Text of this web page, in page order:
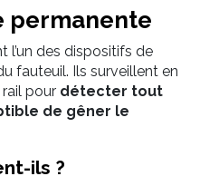
permanente
l’un des dispositifs de
fauteuil. Ils surveillent en
pour détecter tout
de gêner le
ils ?